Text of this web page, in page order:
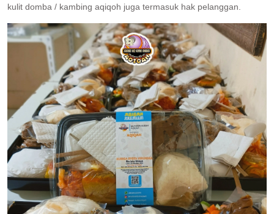
kulit domba / kambing aqiqoh juga termasuk hak pelanggan.